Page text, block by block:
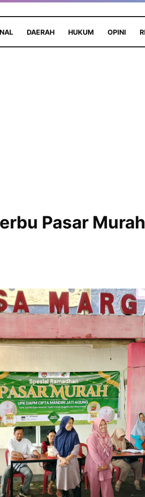
DAERAH HUKUM OPINI
Pasar